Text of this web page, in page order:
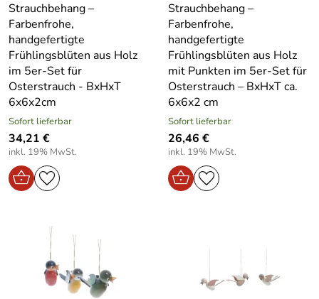
Strauchbehang –
Farbenfrohe,
handgefertigte
Frühlingsblüten aus Holz
im 5er-Set für
Osterstrauch - BxHxT
6x6x2cm
Sofort lieferbar
34,21 €
inkl. 19% MwSt.
Strauchbehang –
Farbenfrohe,
handgefertigte
Frühlingsblüten aus Holz
mit Punkten im 5er-Set für
Osterstrauch – BxHxT ca.
6x6x2 cm
Sofort lieferbar
26,46 €
inkl. 19% MwSt.